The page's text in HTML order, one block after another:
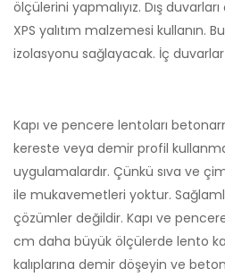
ölçülerini yapmalıyız. Dış
XPS yalıtım malzemesi kullanın.
izolasyonu sağlayacak. İç
Kapı ve pencere lentoları
kereste veya demir profil
uygulamalardır. Çünkü sıva ve
ile mukavemetleri yoktur.
çözümler değildir. Kapı ve
cm daha büyük ölçülerde lento
kalıplarına demir döşeyin ve